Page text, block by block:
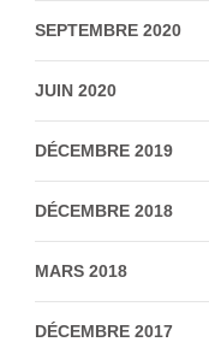
SEPTEMBRE 2020
JUIN 2020
DÉCEMBRE 2019
DÉCEMBRE 2018
MARS 2018
DÉCEMBRE 2017